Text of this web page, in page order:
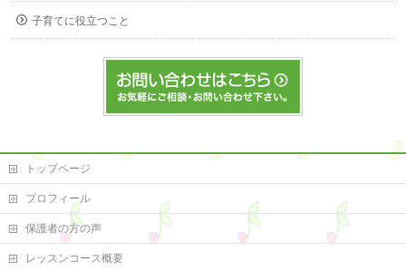
子育てに役立つこと
トップページ
プロフィール
保護者の方の声
レッスンコース概要